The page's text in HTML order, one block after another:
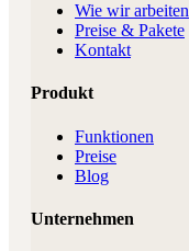
Wie wir arbeiten
Preise & Pakete
Kontakt
Produkt
Funktionen
Preise
Blog
Unternehmen